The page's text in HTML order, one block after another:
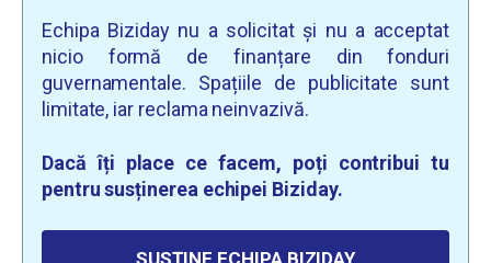
Echipa Biziday nu a solicitat și nu a acceptat
nicio formă de finanțare din fonduri
guvernamentale. Spațiile de publicitate sunt
limitate, iar reclama neinvazivă.
Dacă îți place ce facem, poți contribui tu
pentru susținerea echipei Biziday.
SUSȚINE ECHIPA BIZIDAY